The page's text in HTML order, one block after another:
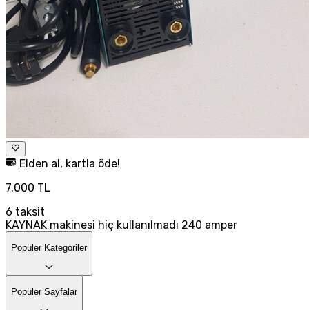
Elden al, kartla öde!
7.000 TL
6 taksit
KAYNAK makinesi hiç kullanılmadı 240 amper
Popüler Kategoriler
Popüler Sayfalar